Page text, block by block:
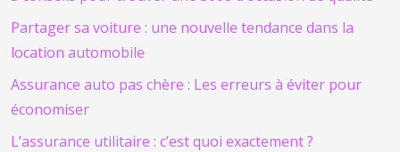
Partager sa voiture : une nouvelle tendance dans la
location automobile
Assurance auto pas chère : Les erreurs à éviter pour
économiser
L’assurance utilitaire : c’est quoi exactement ?